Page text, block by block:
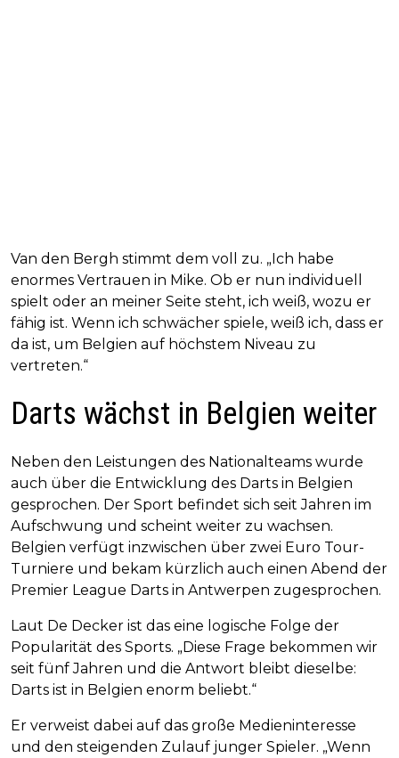
Van den Bergh stimmt dem voll zu. „Ich habe
enormes Vertrauen in Mike. Ob er nun individuell
spielt oder an meiner Seite steht, ich weiß, wozu er
fähig ist. Wenn ich schwächer spiele, weiß ich, dass er
da ist, um Belgien auf höchstem Niveau zu
vertreten.“
Darts wächst in Belgien weiter
Neben den Leistungen des Nationalteams wurde
auch über die Entwicklung des Darts in Belgien
gesprochen. Der Sport befindet sich seit Jahren im
Aufschwung und scheint weiter zu wachsen.
Belgien verfügt inzwischen über zwei Euro Tour-
Turniere und bekam kürzlich auch einen Abend der
Premier League Darts in Antwerpen zugesprochen.
Laut De Decker ist das eine logische Folge der
Popularität des Sports. „Diese Frage bekommen wir
seit fünf Jahren und die Antwort bleibt dieselbe:
Darts ist in Belgien enorm beliebt.“
Er verweist dabei auf das große Medieninteresse
und den steigenden Zulauf junger Spieler. „Wenn